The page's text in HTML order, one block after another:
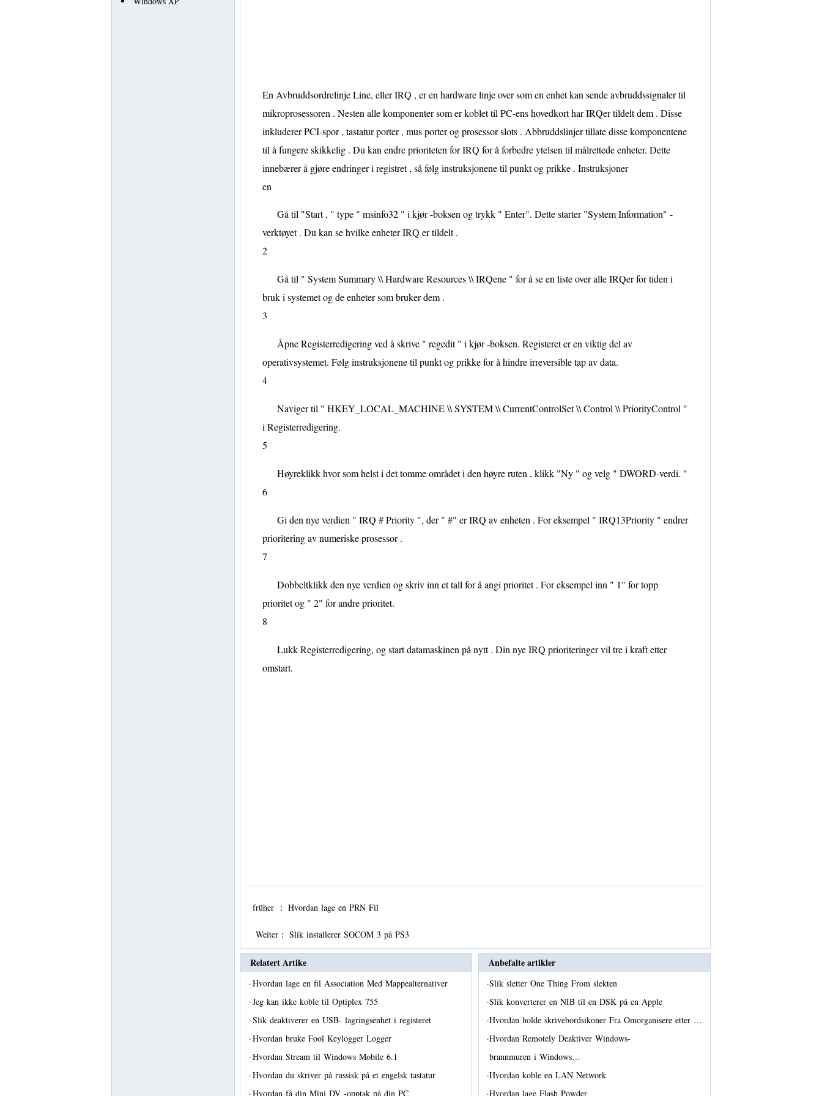
En Avbruddsordrelinje Line, eller IRQ , er en hardware linje over som en enhet kan sende avbruddssignaler til
mikroprosessoren . Nesten alle komponenter som er koblet til PC-ens hovedkort har IRQer tildelt dem . Disse
inkluderer PCI-spor , tastatur porter , mus porter og prosessor slots . Abbruddslinjer tillate disse komponentene
til å fungere skikkelig . Du kan endre prioriteten for IRQ for å forbedre ytelsen til målrettede enheter. Dette
innebærer å gjøre endringer i registret , så følg instruksjonene til punkt og prikke . Instruksjoner
en
Gå til "Start , " type " msinfo32 " i kjør -boksen og trykk " Enter". Dette starter "System Information" -
verktøyet . Du kan se hvilke enheter IRQ er tildelt .
2
Gå til " System Summary \\ Hardware Resources \\ IRQene " for å se en liste over alle IRQer for tiden i
bruk i systemet og de ​​enheter som bruker dem .
3
Åpne Registerredigering ved å skrive " regedit " i kjør -boksen. Registeret er en viktig del av
operativsystemet. Følg instruksjonene til punkt og prikke for å hindre irreversible tap av data.
4
Naviger til " HKEY_LOCAL_MACHINE \\ SYSTEM \\ CurrentControlSet \\ Control \\ PriorityControl "
i Registerredigering.
5
Høyreklikk hvor som helst i det tomme området i den høyre ruten , klikk "Ny " og velg " DWORD-verdi. "
6
Gi den nye verdien " IRQ # Priority ", der " #" er IRQ av enheten . For eksempel " IRQ13Priority " endrer
prioritering av numeriske prosessor .
7
Dobbeltklikk den nye verdien og skriv inn et tall for å angi prioritet . For eksempel inn " 1" for topp
prioritet og " 2" for andre prioritet.
8
Lukk Registerredigering, og start datamaskinen på nytt . Din nye IRQ prioriteringer vil tre i kraft etter
omstart.
früher ： Hvordan lage en PRN Fil
Weiter： Slik installerer SOCOM 3 på PS3
Relatert Artike
·Hvordan lage en fil Association Med Mappealternativer
·Jeg kan ikke koble til Optiplex 755
·Slik deaktiverer en USB- lagringsenhet i registeret
·Hvordan bruke Fool Keylogger Logger
·Hvordan Stream til Windows Mobile 6.1
·Hvordan du skriver på russisk på et engelsk tastatur
·Hvordan få din Mini DV -opptak på din PC
Anbefalte artikler
·Slik sletter One Thing From slekten
·Slik konverterer en NIB til en DSK på en Apple
·Hvordan holde skrivebordsikoner Fra Omorganisere etter …
·Hvordan Remotely Deaktiver Windows-
brannmuren i Windows…
·Hvordan koble en LAN Network
·Hvordan lage Flash Powder